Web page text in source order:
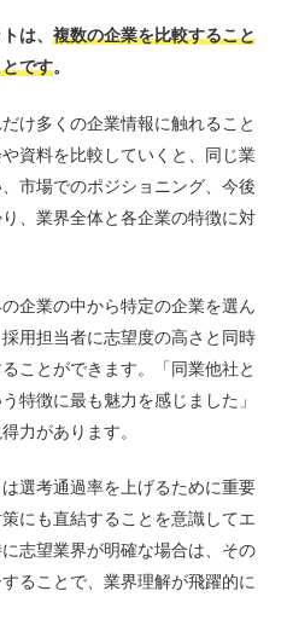
は、 複数の企業を比較すること
です。
け多くの企業情報に触れること
資料を比較していくと、同じ業
市場でのポジショニング、今後
、業界全体と各企業の特徴に対
企業の中から特定の企業を選ん
用担当者に志望度の高さと同時
ことができます。「同業他社と
特徴に最も魅力を感じました」
力があります。
選考通過率を上げるために重要
にも直結することを意識してエ
志望業界が明確な場合は、その
ることで、業界理解が飛躍的に